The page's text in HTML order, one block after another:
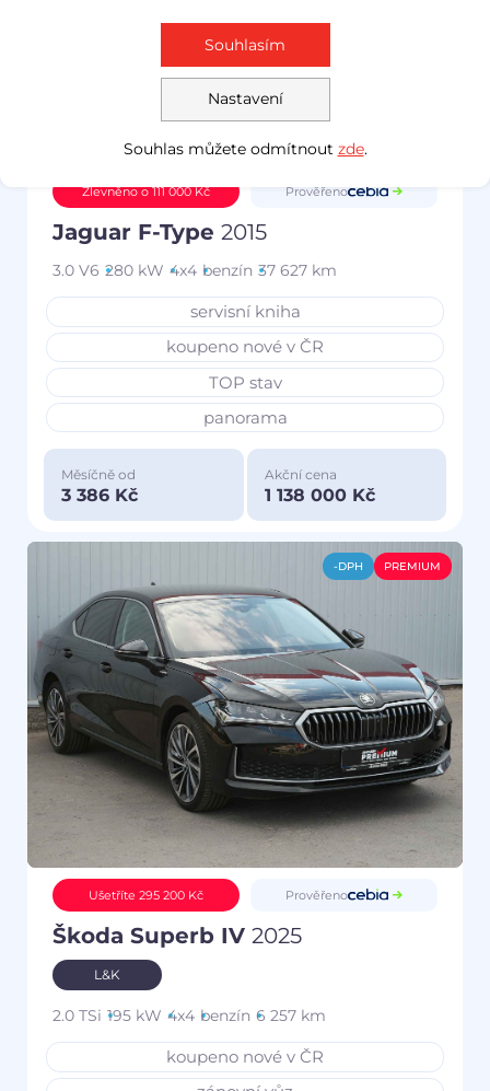
Zlevněno o 111 000 Kč Prověřeno
Jaguar F-Type 2015
3.0 V6 280 kW 4x4 benzín 37 627 km
servisní kniha
koupeno nové v ČR
TOP stav
panorama
Měsíčně od
3 386 Kč
Akční cena
1 138 000 Kč
-DPH PREMIUM
Ušetříte 295 200 Kč Prověřeno
Škoda Superb IV 2025
L&K
2.0 TSi 195 kW 4x4 benzín 6 257 km
koupeno nové v ČR
Nastavení
Souhlasím
Souhlas můžete odmítnout zde.